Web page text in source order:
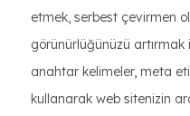
etmek, serbest çevirmen
görünürlüğünüzü artırmak
anahtar kelimeler, meta
kullanarak web sitenizin